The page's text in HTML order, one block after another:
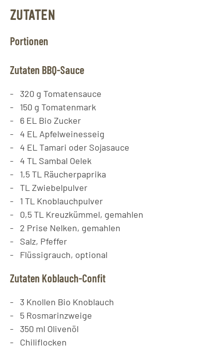
ZUTATEN
Portionen
Zutaten BBQ-Sauce
320 g Tomatensauce
150 g Tomatenmark
6 EL Bio Zucker
4 EL Apfelweinesseig
4 EL Tamari oder Sojasauce
4 TL Sambal Oelek
1,5TL Räucherpaprika
TL Zwiebelpulver
1 TL Knoblauchpulver
0,5TL Kreuzkümmel, gemahlen
2 Prise Nelken, gemahlen
Salz, Pfeffer
Flüssigrauch, optional
Zutaten Koblauch-Confit
3 Knollen Bio Knoblauch
5 Rosmarinzweige
350 ml Olivenöl
Chiliflocken